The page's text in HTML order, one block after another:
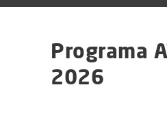
Programa
2026